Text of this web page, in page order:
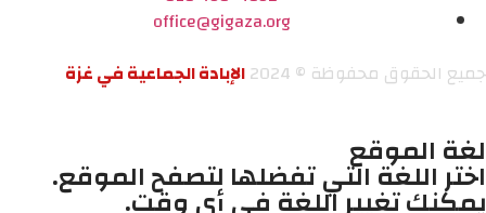
office@gigaza.org
جميع الحقوق محفوظة © 2024
الإبادة الجماعية في غزة
لغة الموقع
اختر اللغة التي تفضلها لتصفح الموقع.
يمكنك تغيير اللغة في أي وقت.